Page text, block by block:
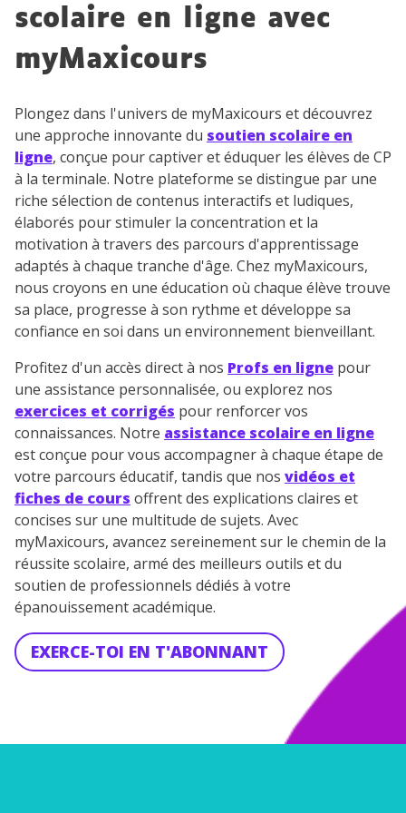
scolaire en ligne avec
myMaxicours
Plongez dans l'univers de myMaxicours et découvrez
une approche innovante du soutien scolaire en
ligne, conçue pour captiver et éduquer les élèves de CP
à la terminale. Notre plateforme se distingue par une
riche sélection de contenus interactifs et ludiques,
élaborés pour stimuler la concentration et la
motivation à travers des parcours d'apprentissage
adaptés à chaque tranche d'âge. Chez myMaxicours,
nous croyons en une éducation où chaque élève trouve
sa place, progresse à son rythme et développe sa
confiance en soi dans un environnement bienveillant.
Profitez d'un accès direct à nos Profs en ligne pour
une assistance personnalisée, ou explorez nos
exercices et corrigés pour renforcer vos
connaissances. Notre assistance scolaire en ligne
est conçue pour vous accompagner à chaque étape de
votre parcours éducatif, tandis que nos vidéos et
fiches de cours offrent des explications claires et
concises sur une multitude de sujets. Avec
myMaxicours, avancez sereinement sur le chemin de la
réussite scolaire, armé des meilleurs outils et du
soutien de professionnels dédiés à votre
épanouissement académique.
EXERCE-TOI EN T'ABONNANT